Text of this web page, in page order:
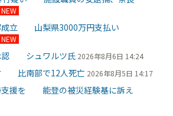
NEW
成立 山梨県3000万円支払い
NEW
認 シュワルツ氏 2026年8月6日 14:24
比南部で12人死亡 2026年8月5日 14:17
支援を 能登の被災経験基に訴え